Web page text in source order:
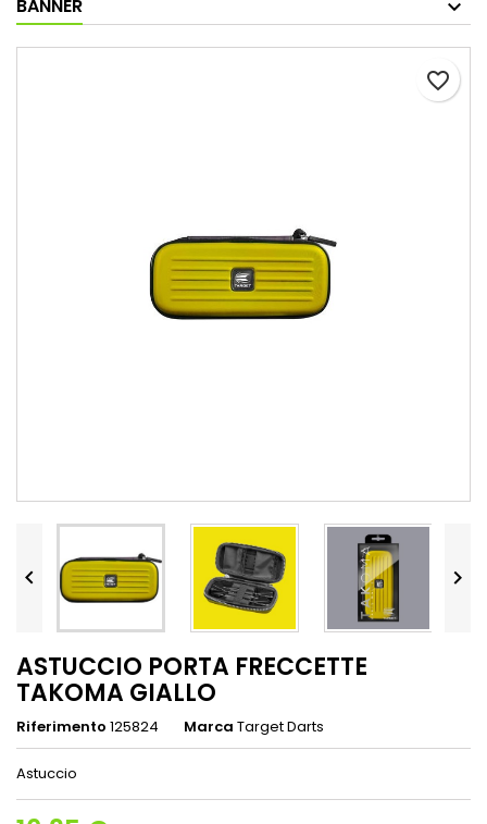
BANNER
favorite_border
 
ASTUCCIO PORTA FRECCETTE
TAKOMA GIALLO
Riferimento 125824 Marca Target Darts
Astuccio